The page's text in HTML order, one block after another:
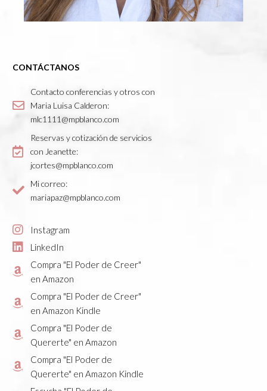
CONTÁCTANOS
Contacto conferencias y otros con
Maria Luisa Calderon:
mlc1111@mpblanco.com
Reservas y cotización de servicios
con Jeanette:
jcortes@mpblanco.com
Mi correo:
mariapaz@mpblanco.com
Instagram
LinkedIn
Compra "El Poder de Creer"
en Amazon
Compra "El Poder de Creer"
en Amazon Kindle
Compra "El Poder de
Quererte" en Amazon
Compra "El Poder de
Quererte" en Amazon Kindle